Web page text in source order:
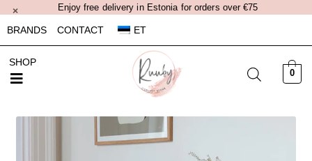
Enjoy free delivery in Estonia for orders over €75
×
BRANDS
CONTACT ET
SHOP
0